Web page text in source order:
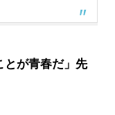
が青春だ」先